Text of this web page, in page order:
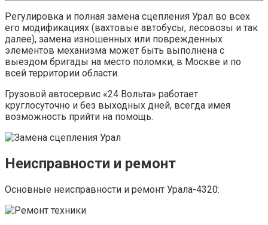
Регулировка и полная замена сцепления Урал во всех
его модификациях (вахтовые автобусы, лесовозы и так
далее), замена изношенных или поврежденных
элементов механизма может быть выполнена с
выездом бригады на место поломки, в Москве и по
всей территории области.
Грузовой автосервис «24 Вольта» работает
круглосуточно и без выходных дней, всегда имея
возможность прийти на помощь.
Неисправности и ремонт
Основные неисправности и ремонт Урала-4320: